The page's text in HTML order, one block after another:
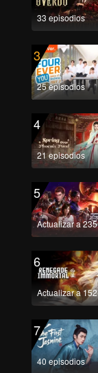
110
112
114
116
118
120
33 episodios
3
25 episodios
4
21 episodios
5
Actualizar a 235
6
Actualizar a 152
7
40 episodios